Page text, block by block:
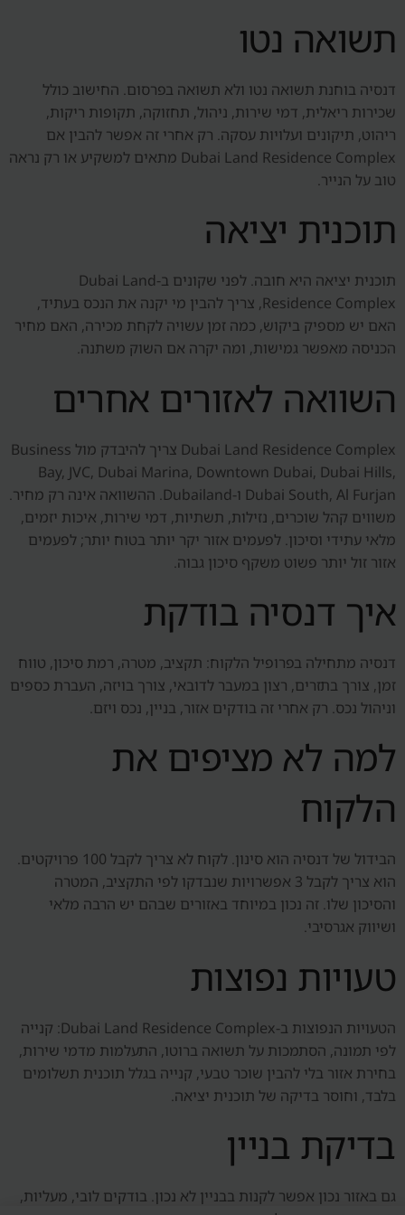
תשואה נטו
דנסיה בוחנת תשואה נטו ולא תשואה בפרסום. החישוב כולל
שכירות ריאלית, דמי שירות, ניהול, תחזוקה, תקופות ריקות,
ריהוט, תיקונים ועלויות עסקה. רק אחרי זה אפשר להבין אם
Dubai Land Residence Complex מתאים למשקיע או רק נראה
טוב על הנייר.
תוכנית יציאה
תוכנית יציאה היא חובה. לפני שקונים ב-Dubai Land
Residence Complex, צריך להבין מי יקנה את הנכס בעתיד,
האם יש מספיק ביקוש, כמה זמן עשויה לקחת מכירה, האם מחיר
הכניסה מאפשר גמישות, ומה יקרה אם השוק משתנה.
השוואה לאזורים אחרים
Dubai Land Residence Complex צריך להיבדק מול Business
Bay, JVC, Dubai Marina, Downtown Dubai, Dubai Hills,
Dubai South, Al Furjan ו-Dubailand. ההשוואה אינה רק מחיר.
משווים קהל שוכרים, נזילות, תשתיות, דמי שירות, איכות יזמים,
מלאי עתידי וסיכון. לפעמים אזור יקר יותר בטוח יותר; לפעמים
אזור זול יותר פשוט משקף סיכון גבוה.
איך דנסיה בודקת
דנסיה מתחילה בפרופיל הלקוח: תקציב, מטרה, רמת סיכון, טווח
זמן, צורך בתזרים, רצון במעבר לדובאי, צורך בויזה, העברת כספים
וניהול נכס. רק אחרי זה בודקים אזור, בניין, נכס ויזם.
למה לא מציפים את
הלקוח
הבידול של דנסיה הוא סינון. לקוח לא צריך לקבל 100 פרויקטים.
הוא צריך לקבל 3 אפשרויות שנבדקו לפי התקציב, המטרה
והסיכון שלו. זה נכון במיוחד באזורים שבהם יש הרבה מלאי
ושיווק אגרסיבי.
טעויות נפוצות
הטעויות הנפוצות ב-Dubai Land Residence Complex: קנייה
לפי תמונה, הסתמכות על תשואה ברוטו, התעלמות מדמי שירות,
בחירת אזור בלי להבין שוכר טבעי, קנייה בגלל תוכנית תשלומים
בלבד, וחוסר בדיקה של תוכנית יציאה.
בדיקת בניין
גם באזור נכון אפשר לקנות בבניין לא נכון. בודקים לובי, מעליות,